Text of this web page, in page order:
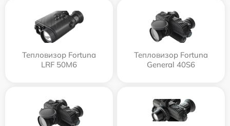
Тепловизор Fortuna
LRF 50M6
Тепловизор Fortuna
General 40S6